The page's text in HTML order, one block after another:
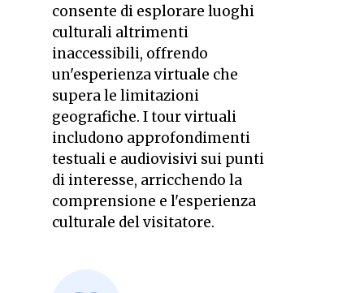
consente di esplorare luoghi
culturali altrimenti
inaccessibili, offrendo
un'esperienza virtuale che
supera le limitazioni
geografiche. I tour virtuali
includono approfondimenti
testuali e audiovisivi sui punti
di interesse, arricchendo la
comprensione e l'esperienza
culturale del visitatore.